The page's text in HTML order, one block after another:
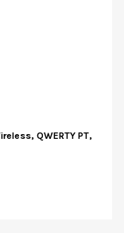
QWERTY PT,